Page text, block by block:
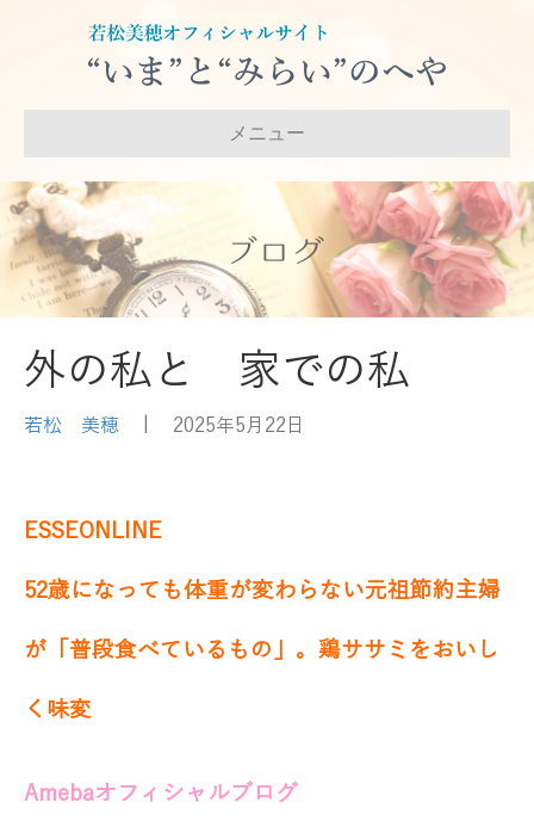
メニュー
ブログ
外の私と 家での私
若松 美穂 2025年5月22日
ESSEONLINE
52歳になっても体重が変わらない元祖節約主婦
が「普段食べているもの」。鶏ササミをおいし
く味変
Amebaオフィシャルブログ